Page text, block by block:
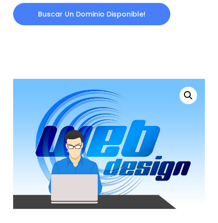
Buscar Un Dominio Disponible!